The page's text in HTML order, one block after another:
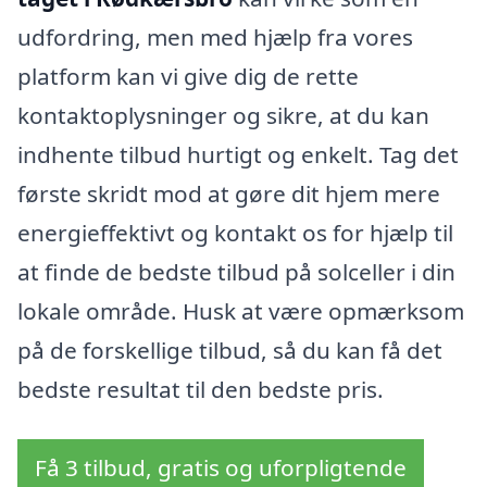
udfordring, men med hjælp fra vores
platform kan vi give dig de rette
kontaktoplysninger og sikre, at du kan
indhente tilbud hurtigt og enkelt. Tag det
første skridt mod at gøre dit hjem mere
energieffektivt og kontakt os for hjælp til
at finde de bedste tilbud på solceller i din
lokale område. Husk at være opmærksom
på de forskellige tilbud, så du kan få det
bedste resultat til den bedste pris.
Få 3 tilbud, gratis og uforpligtende